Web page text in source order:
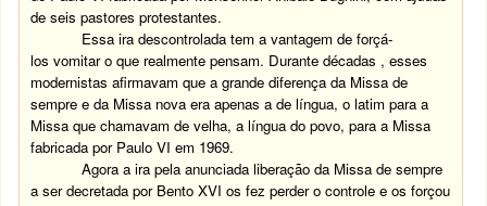
de seis pastores protestantes.
Essa ira descontrolada tem a vantagem de forçá-
los vomitar o que realmente pensam. Durante décadas , esses
modernistas afirmavam que a grande diferença da Missa de
sempre e da Missa nova era apenas a de língua, o latim para a
Missa que chamavam de velha, a língua do povo, para a Missa
fabricada por Paulo VI em 1969.
Agora a ira pela anunciada liberação da Missa de sempre
a ser decretada por Bento XVI os fez perder o controle e os forçou